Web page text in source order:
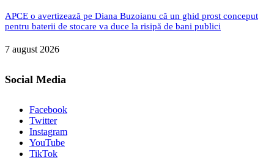
APCE o avertizează pe Diana Buzoianu că un ghid prost conceput
pentru baterii de stocare va duce la risipă de bani publici
7 august 2026
Social Media
Facebook
Twitter
Instagram
YouTube
TikTok